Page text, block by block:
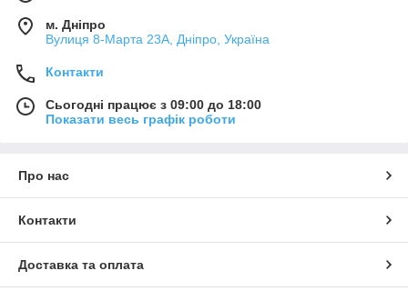
м. Дніпро
Вулиця 8-Марта 23А, Дніпро, Україна
Контакти
Сьогодні працює з 09:00 до 18:00
Показати весь графік роботи
Про нас
Контакти
Доставка та оплата